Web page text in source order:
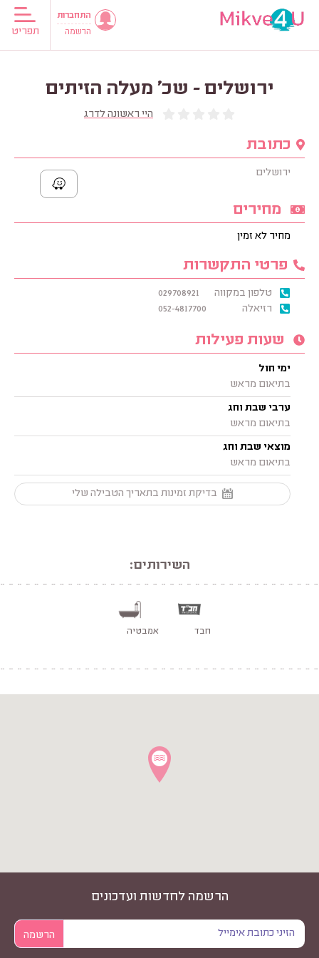
תפריט
התחברות
הרשמה
ירושלים - שכ' מעלה הזיתים
היי ראשונה לדרג
כתובת
ירושלים
מחירים
מחיר לא זמין
פרטי התקשרות
טלפון במקווה
029708921
רזיאלה
052-4817700
שעות פעילות
ימי חול
בתיאום מראש
ערבי שבת וחג
בתיאום מראש
מוצאי שבת וחג
בתיאום מראש
בדיקת זמינות בתאריך הטבילה שלי
השירותים:
חבד אמבטיה
הרשמה לחדשות ועדכונים